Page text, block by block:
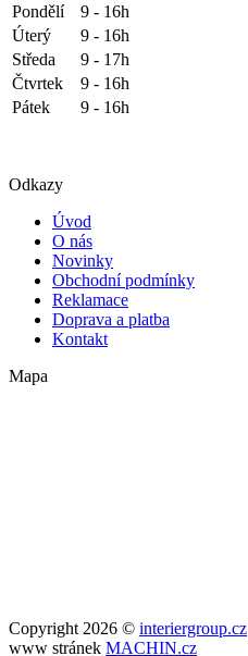
Pondělí
9 - 16h
Úterý
9 - 16h
Středa
9 - 17h
Čtvrtek
9 - 16h
Pátek
9 - 16h
Odkazy
Úvod
O nás
Novinky
Obchodní podmínky
Reklamace
Doprava a platba
Kontakt
Mapa
Copyright 2026 © interiergroup.cz
www stránek MACHIN.cz